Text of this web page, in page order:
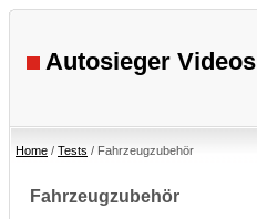
Autosieger Videos
Home / Tests / Fahrzeugzubehör
Fahrzeugzubehör